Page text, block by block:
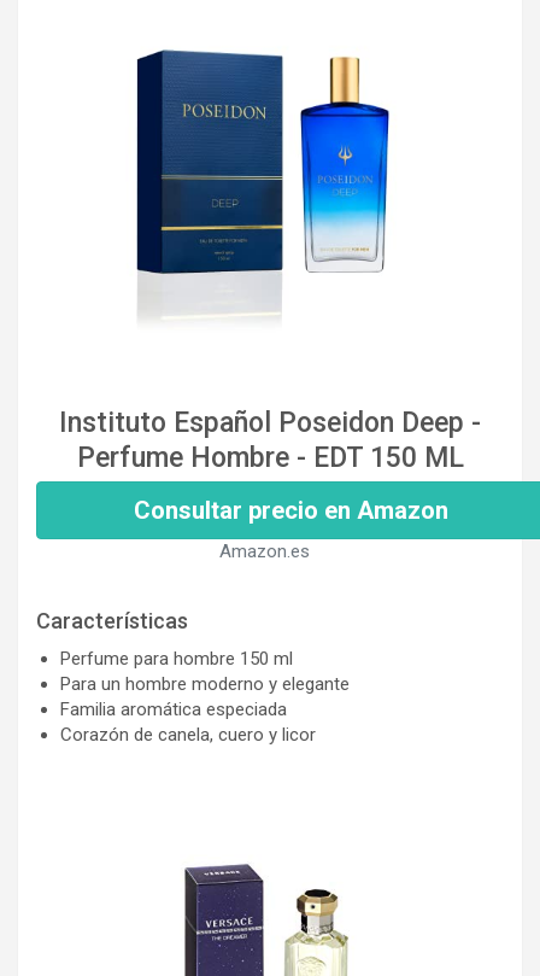
Instituto Español Poseidon Deep -
Perfume Hombre - EDT 150 ML
Consultar precio en Amazon
Amazon.es
Características
Perfume para hombre 150 ml
Para un hombre moderno y elegante
Familia aromática especiada
Corazón de canela, cuero y licor